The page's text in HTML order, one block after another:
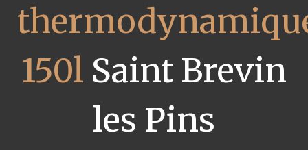
150l Saint Brevin
les Pins